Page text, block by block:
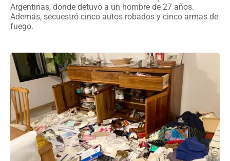
Argentinas, donde detuvo a un hombre de 27 años.
Además, secuestró cinco autos robados y cinco armas de
fuego.